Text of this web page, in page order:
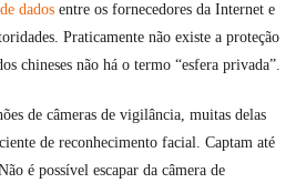
dados entre os fornecedores da Internet e
Praticamente não existe a proteção
chineses não há o termo “esfera privada”.
de câmeras de vigilância, muitas delas
de reconhecimento facial. Captam até
é possível escapar da câmera de